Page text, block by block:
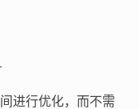
进行优化，而不需